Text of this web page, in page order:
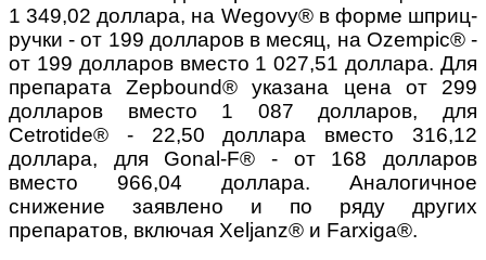
1 349,02 доллара, на Wegovy® в форме шприц-
ручки - от 199 долларов в месяц, на Ozempic® -
от 199 долларов вместо 1 027,51 доллара. Для
препарата Zepbound® указана цена от 299
долларов вместо 1 087 долларов, для
Cetrotide® - 22,50 доллара вместо 316,12
доллара, для Gonal-F® - от 168 долларов
вместо 966,04 доллара. Аналогичное
снижение заявлено и по ряду других
препаратов, включая Xeljanz® и Farxiga®.